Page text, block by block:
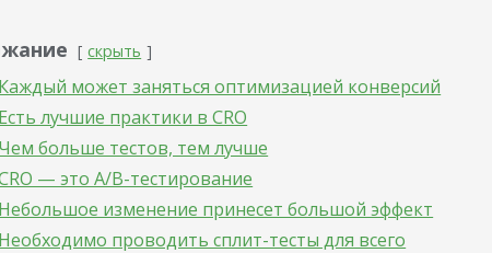
скрыть
может заняться оптимизацией конверсий
лучшие практики в CRO
больше тестов, тем лучше
— это A/B-тестирование
изменение принесет большой эффект
проводить сплит-тесты для всего